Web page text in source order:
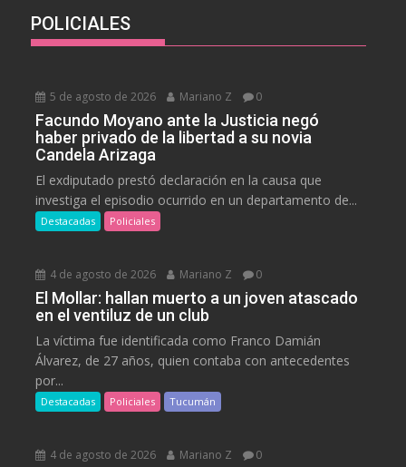
POLICIALES
5 de agosto de 2026 Mariano Z 0
Facundo Moyano ante la Justicia negó
haber privado de la libertad a su novia
Candela Arizaga
El exdiputado prestó declaración en la causa que
investiga el episodio ocurrido en un departamento de...
Destacadas Policiales
4 de agosto de 2026 Mariano Z 0
El Mollar: hallan muerto a un joven atascado
en el ventiluz de un club
La víctima fue identificada como Franco Damián
Álvarez, de 27 años, quien contaba con antecedentes
por...
Destacadas Policiales Tucumán
4 de agosto de 2026 Mariano Z 0